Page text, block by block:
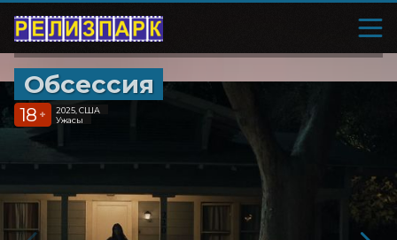
Обсессия
18 +
2025, США
Ужасы